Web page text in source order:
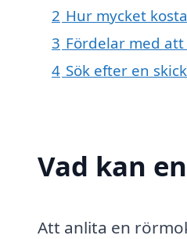
2 Hur mycket
3 Fördelar med
4 Sök efter en
Vad kan
Att anlita en